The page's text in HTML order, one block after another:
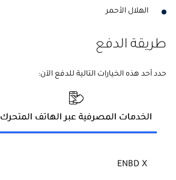
الهلال الأحمر
طريقة الدفع
حدد أحد هذه الخيارات التالية للدفع الآن:
الخدمات المصرفية عبر الهاتف المتحرك
ENBD X